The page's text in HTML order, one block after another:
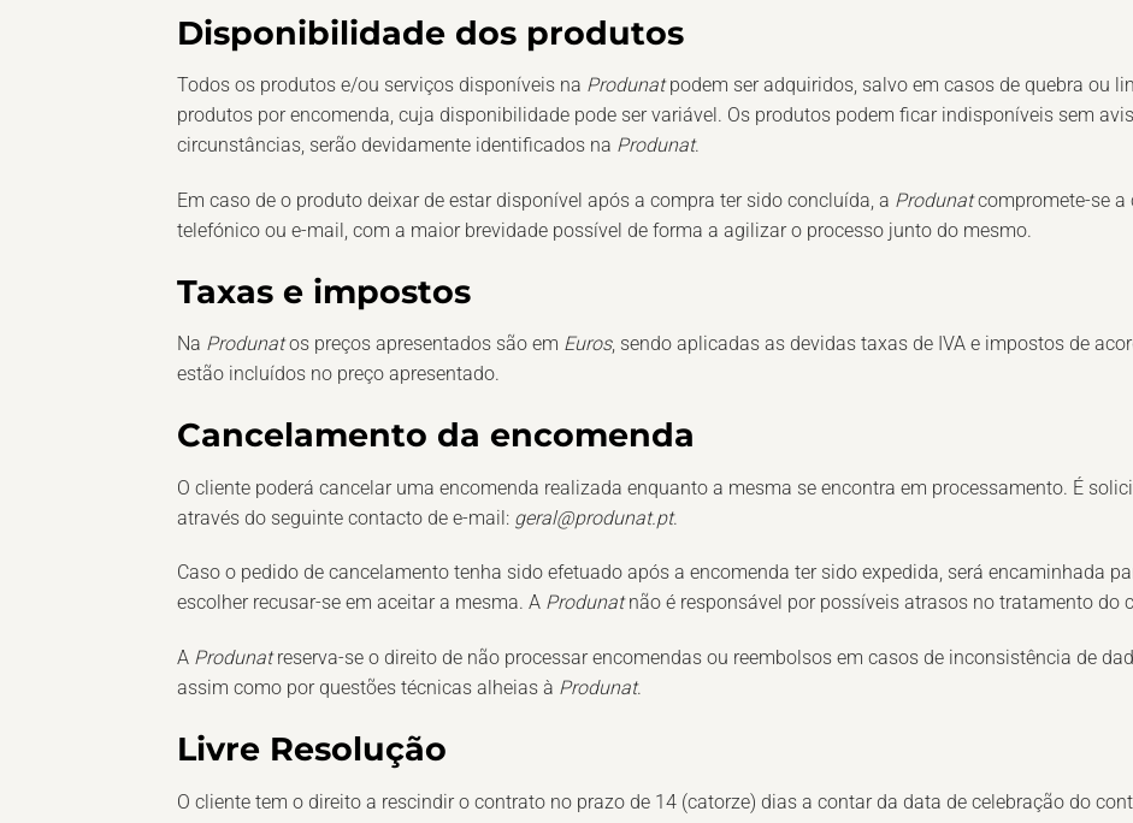
Disponibilidade dos produtos
Todos os produtos e/ou serviços disponíveis na Produnatpodem ser adquiridos, salvo em casos de quebra ou
produtos por encomenda, cuja disponibilidade pode ser variável. Os produtos podem ficar indisponíveis sem
circunstâncias, serão devidamente identificados na Produnat.
Em caso de o produto deixar de estar disponível após a compra ter sido concluída, a Produnatcompromete-se
telefónico ou e-mail, com a maior brevidade possível de forma a agilizar o processo junto do mesmo.
Taxas e impostos
Na Produnatos preços apresentados são em Euros, sendo aplicadas as devidas taxas de IVA e impostos de
estão incluídos no preço apresentado.
Cancelamento da encomenda
O cliente poderá cancelar uma encomenda realizada enquanto a mesma se encontra em processamento. É
através do seguinte contacto de e-mail: geral@produnat.pt.
Caso o pedido de cancelamento tenha sido efetuado após a encomenda ter sido expedida, será encaminhada
escolher recusar-se em aceitar a mesma. A Produnatnão é responsável por possíveis atrasos no tratamento do
A Produnatreserva-se o direito de não processar encomendas ou reembolsos em casos de inconsistência de
assim como por questões técnicas alheias à Produnat.
Livre Resolução
O cliente tem o direito a rescindir o contrato no prazo de 14 (catorze) dias a contar da data de celebração do